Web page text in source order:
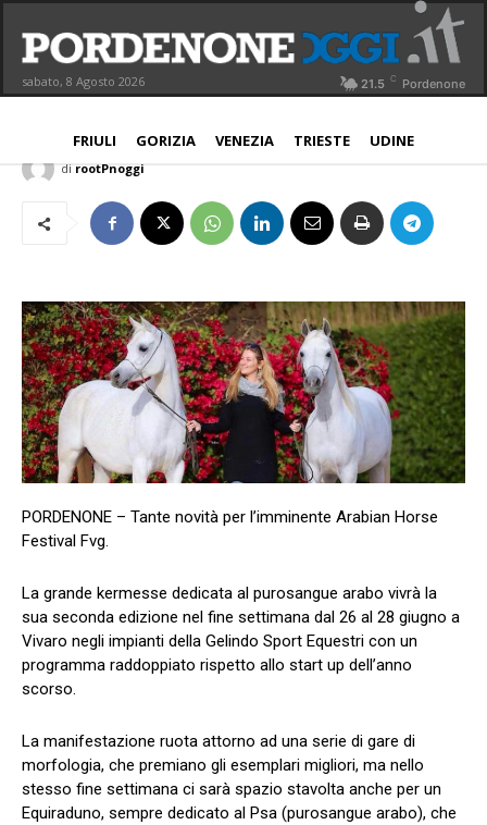
sabato, 8 Agosto 2026 21.5 C Pordenone
FRIULI GORIZIA VENEZIA TRIESTE UDINE
Arabian Horse Festival, grande
kermesse dal 26 al 28 giugno
PORDENONE
di rootPnoggi
PORDENONE – Tante novità per l’imminente Arabian Horse
Festival Fvg.
La grande kermesse dedicata al purosangue arabo vivrà la
sua seconda edizione nel fine settimana dal 26 al 28 giugno a
Vivaro negli impianti della Gelindo Sport Equestri con un
programma raddoppiato rispetto allo start up dell’anno
scorso.
La manifestazione ruota attorno ad una serie di gare di
morfologia, che premiano gli esemplari migliori, ma nello
stesso fine settimana ci sarà spazio stavolta anche per un
Equiraduno, sempre dedicato al Psa (purosangue arabo), che